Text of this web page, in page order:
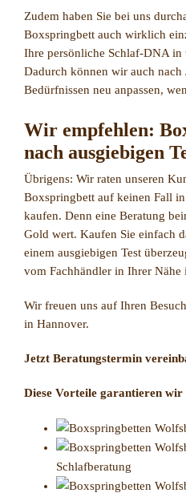
Zudem haben Sie bei uns
Boxspringbett auch wirklich
Ihre persönliche Schlaf-DNA in
Dadurch können wir auch nach
Bedürfnissen neu anpassen,
Wir empfehlen:
nach ausgiebigen
Übrigens: Wir raten unseren
Boxspringbett auf keinen Fall
kaufen. Denn eine Beratung
Gold wert. Kaufen Sie einfach
einem ausgiebigen Test
vom Fachhändler in Ihrer Nähe
Wir freuen uns auf Ihren
in Hannover.
Jetzt Beratungstermin
Diese Vorteile garantieren wir
Schlafberatung